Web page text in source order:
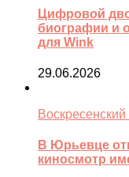
Цифровой
биографии и
для Wink
29.06.2026
В Юрьевце
киносмотр